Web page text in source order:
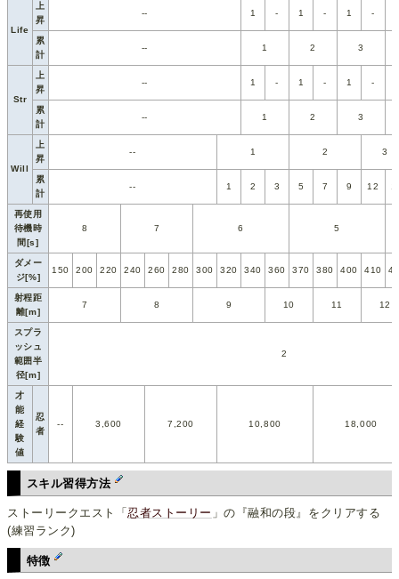
Life
上
昇
-- 1 - 1 - 1 -
累
計
-- 1 2 3
Str
上
昇
-- 1 - 1 - 1 -
累
計
-- 1 2 3
Will
上
昇
-- 1 2 3
累
計
-- 1 2 3 5 7 9 12
再使用
待機時
間[s]
8 7 6 5
ダメー
ジ[%]
150 200 220 240 260 280 300 320 340 360 370 380 400 410
射程距
離[m]
7 8 9 10 11 12
スプラ
ッシュ
範囲半
径[m]
2
才
能
経
験
値
忍
者
-- 3,600 7,200 10,800 18,000
スキル習得方法
ストーリークエスト「忍者ストーリー 」の『融和の段』をクリアする
(練習ランク)
特徴